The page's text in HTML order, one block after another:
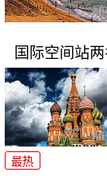
国际空间站
最热